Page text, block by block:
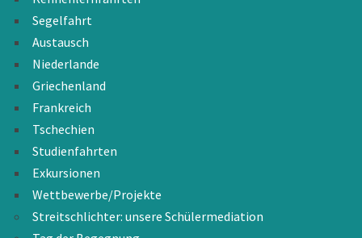
Segelfahrt
Austausch
Niederlande
Griechenland
Frankreich
Tschechien
Studienfahrten
Exkursionen
Wettbewerbe/Projekte
Streitschlichter: unsere Schülermediation